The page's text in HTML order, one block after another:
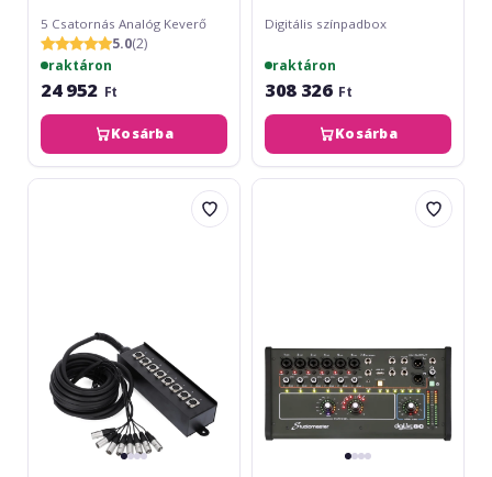
5 Csatornás Analóg Keverő
5.0(2)
raktáron
24 952 Ft
Kosárba
Digitális színpadbox
raktáron
308 326 Ft
Kosárba
Adam
Studiomaster